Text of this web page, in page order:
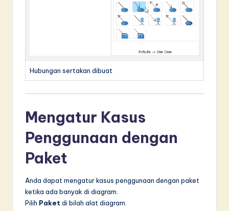
Hubungan sertakan dibuat
Mengatur Kasus
Penggunaan dengan
Paket
Anda dapat mengatur kasus penggunaan dengan paket
ketika ada banyak di diagram.
Pilih Paket di bilah alat diagram.